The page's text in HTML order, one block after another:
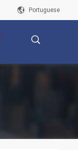
Portuguese